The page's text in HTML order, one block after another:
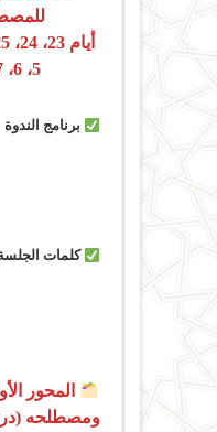
5، 6، 7 دجنبر 1996م
برنامج الندوة
كلمات الجلسة
المحور
ومصطلحه